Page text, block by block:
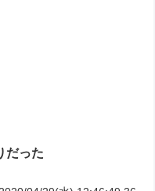
だった